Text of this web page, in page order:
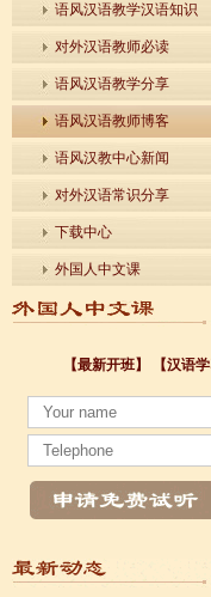
语风汉语教学汉语知识
对外汉语教师必读
语风汉语教学分享
语风汉语教师博客
语风汉教中心新闻
对外汉语常识分享
下载中心
外国人中文课
【最新开班】 【汉语学
小暑至，盛夏始
法国南特大学｜国家公立
各个国家留学对雅思分数的
Survival Chinese for
雅思考试介绍
Survival Chinese for